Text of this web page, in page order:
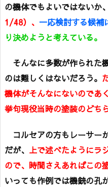
の機体でもよいではないか
1/48）、 一応検討する候補
り決めようと考えている。
そんなに多数が作られた
のは難しくはないだろう。
機体がそんなにないのであ
挙句現役当時の塗装のどち
コルセアの方もレーサー
だが、 上で述べたようにラ
ので、時間さえあればこの
いっても作例では機銃の孔